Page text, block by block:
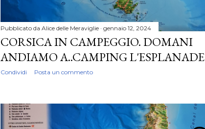
Pubblicato da Alice delle Meraviglie gennaio 12, 2024
CORSICA IN CAMPEGGIO. DOMANI
ANDIAMO A..CAMPING L'ESPLANADE
Condividi Posta un commento